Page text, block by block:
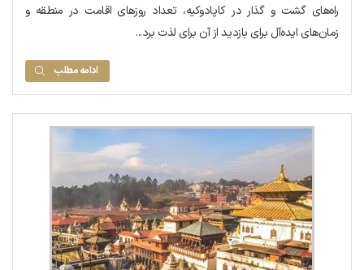
راه‌های گشت و گذار در کاپادوکیه، تعداد روزهای اقامت در منطقه و
زمان‌های ایده‌آل برای بازدید از آن برای لذت برد...
ادامه مطلب